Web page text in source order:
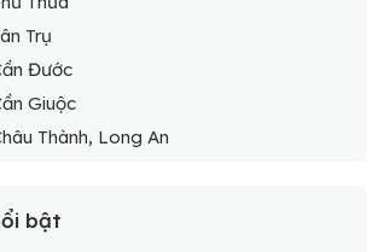
Trụ
Đước
Giuộc
Thành, Long An
bật